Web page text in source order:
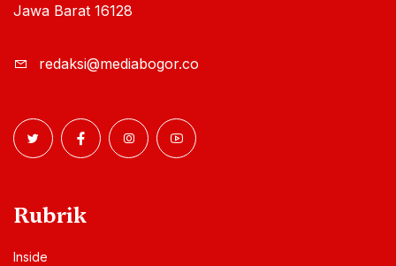
Jawa Barat 16128
redaksi@mediabogor.co
Rubrik
Inside